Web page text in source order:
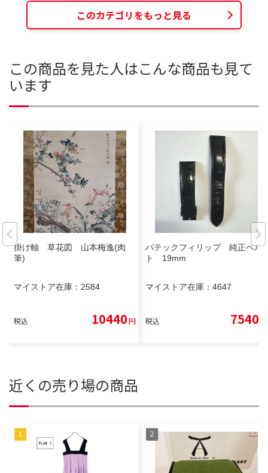
このカテゴリをもっと見る
この商品を見た人はこんな商品も見て
います
掛け軸 草花図 山本梅逸(肉
筆)
マイストア在庫： 2584
税込 10440円
パテックフィリップ 純正ベル
ト 19mm
マイストア在庫： 4647
税込 7540
近くの売り場の商品